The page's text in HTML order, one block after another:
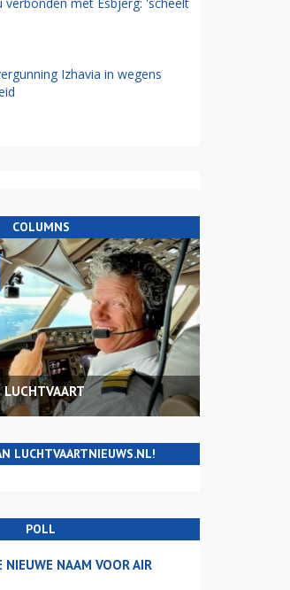
verbonden met Esbjerg: 'scheelt
Izhavia in wegens
COLUMNS
LUCHTVAART
LUCHTVAARTNIEUWS.NL!
POLL
NIEUWE NAAM VOOR AIR